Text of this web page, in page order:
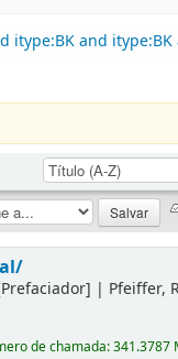
itype:BK and
| Pfeiffer,
de chamada:341.3787